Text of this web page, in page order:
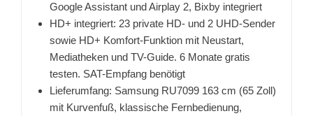
Google Assistant und Airplay 2, Bixby integriert
HD+ integriert: 23 private HD- und 2 UHD-Sender
sowie HD+ Komfort-Funktion mit Neustart,
Mediatheken und TV-Guide. 6 Monate gratis
testen. SAT-Empfang benötigt
Lieferumfang: Samsung RU7099 163 cm (65 Zoll)
mit Kurvenfuß, klassische Fernbedienung,